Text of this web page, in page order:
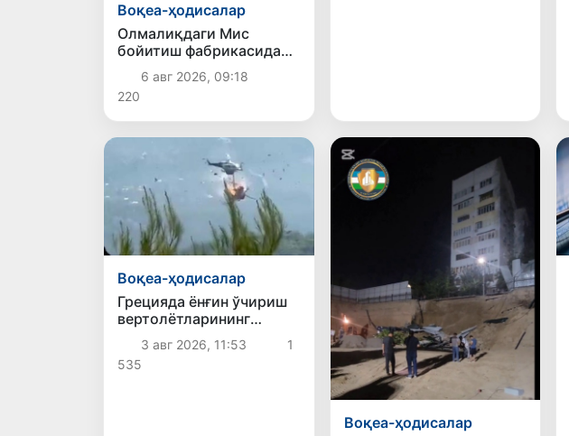
Воқеа-ҳодисалар
Олмалиқдаги Мис
бойитиш фабрикасида
магистрал қувур ёрилди
6 авг 2026, 09:18
220
Воқеа-ҳодисалар
Грецияда ёнғин ўчириш
вертолётларининг
тўқнашиб кетиши
оқибатида икки киши
ҳаётдан кўз юмди
3 авг 2026, 11:53
1
535
Воқеа-ҳодисалар